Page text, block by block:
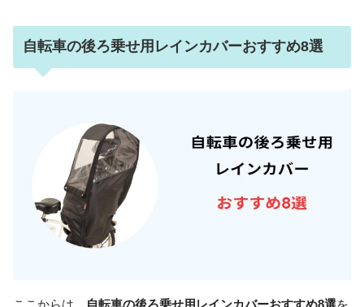
自転車の後ろ乗せ用レインカバーおすすめ8選
ここからは、 自転車の後ろ乗せ用レインカバーおすすめ8選を